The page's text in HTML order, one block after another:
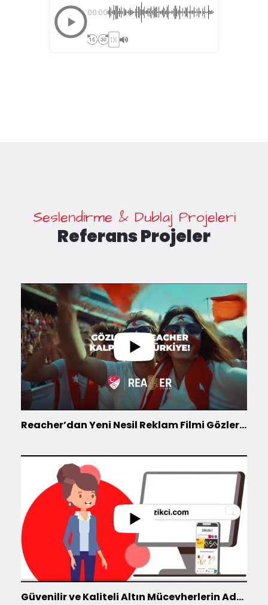
00:00
1X
Seslendirme & Dublaj Projeleri
Referans Projeler
Reacher’dan Yeni Nesil Reklam Filmi Gözlerde Reacher, Kalplerde Türkiye!
Güvenilir ve Kaliteli Altın Mücevherlerin Adresi #bilezikci #bilezikcicom #altın #mücevher #bilezik